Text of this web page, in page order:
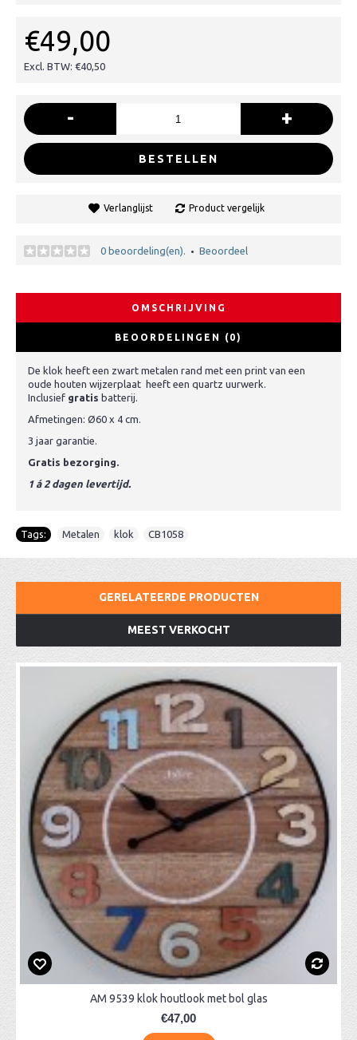
€49,00
Excl. BTW: €40,50
- +
BESTELLEN
Verlanglijst Product vergelijk
0 beoordeling(en). • Beoordeel
OMSCHRIJVING
BEOORDELINGEN (0)
De klok heeft een zwart metalen rand met een print van een
oude houten wijzerplaat heeft een quartz uurwerk.
Inclusief gratis batterij.
Afmetingen: Ø60 x 4 cm.
3 jaar garantie.
Gratis bezorging.
1 á 2 dagen levertijd.
Tags: Metalen klok CB1058
GERELATEERDE PRODUCTEN
MEEST VERKOCHT
AM 9539 klok houtlook met bol glas
€47,00